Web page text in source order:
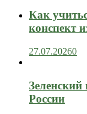
Как
конспект
27.07.20260
России